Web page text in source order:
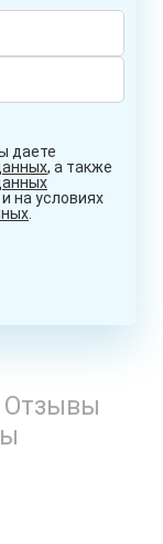
даете
, а также
на условиях
Отзывы